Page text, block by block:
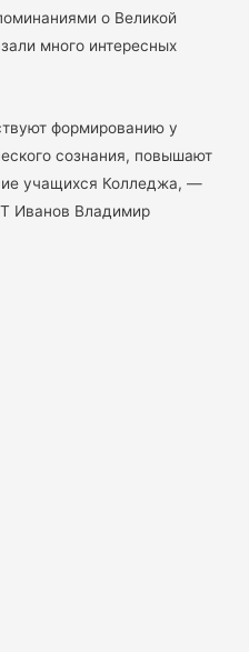
о Великой
много интересных
формированию у
сознания, повышают
учащихся Колледжа, —
Иванов Владимир